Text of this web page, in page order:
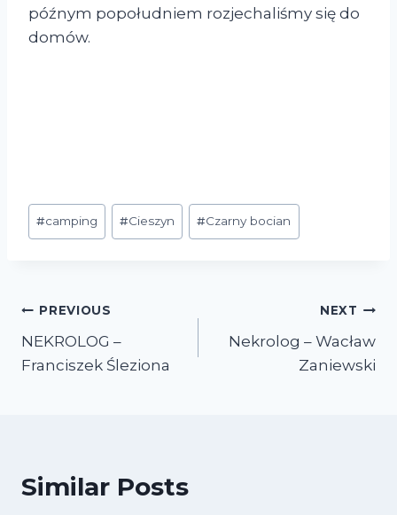
późnym popołudniem rozjechaliśmy się do
domów.
#camping #Cieszyn #Czarny bocian
PREVIOUS
NEKROLOG –
Franciszek Śleziona
NEXT
Nekrolog – Wacław
Zaniewski
Similar Posts